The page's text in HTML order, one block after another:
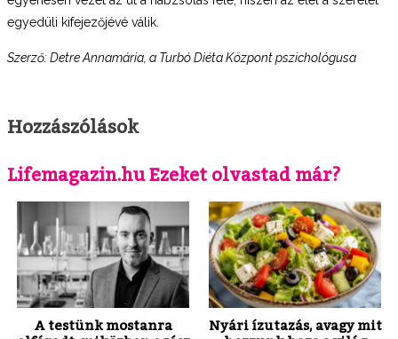
egyedüli kifejezőjévé válik.
Szerző: Detre Annamária, a Turbó Diéta Központ pszichológusa
Hozzászólások
Lifemagazin.hu Ezeket olvastad már?
A testünk mostanra
Nyári ízutazás, avagy mit